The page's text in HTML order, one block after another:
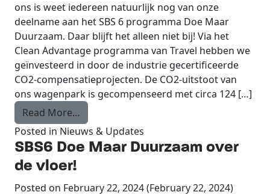
ons is weet iedereen natuurlijk nog van onze
deelname aan het SBS 6 programma Doe Maar
Duurzaam. Daar blijft het alleen niet bij! Via het
Clean Advantage programma van Travel hebben we
geïnvesteerd in door de industrie gecertificeerde
CO2-compensatieprojecten. De CO2-uitstoot van
ons wagenpark is gecompenseerd met circa 124 […]
Read More…
Posted in Nieuws & Updates
SBS6 Doe Maar Duurzaam over
de vloer!
Posted on February 22, 2024(February 22, 2024)